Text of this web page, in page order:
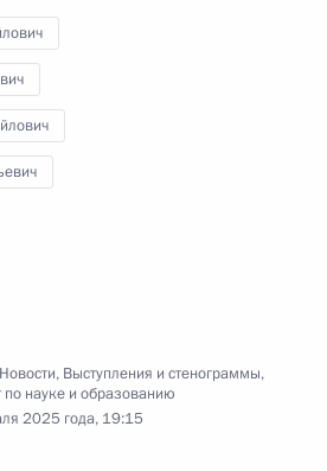
Новости, Выступления и стенограммы,
по науке и образованию
2025 года, 19:15